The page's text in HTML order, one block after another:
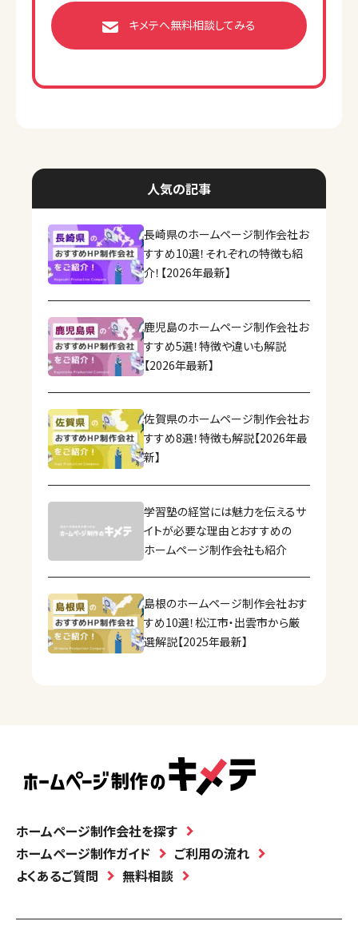
キメテへ無料相談してみる
人気の記事
長崎県のホームページ制作会社お
すすめ10選！それぞれの特徴も紹
介！【2026年最新】
鹿児島のホームページ制作会社お
すすめ5選！特徴や違いも解説
【2026年最新】
佐賀県のホームページ制作会社お
すすめ8選！特徴も解説【2026年最
新】
学習塾の経営には魅力を伝えるサ
イトが必要な理由とおすすめの
ホームページ制作会社も紹介
島根のホームページ制作会社おす
すめ10選！松江市・出雲市から厳
選解説【2025年最新】
ホームページ制作会社を探す
ホームページ制作ガイド
ご利用の流れ
よくあるご質問
無料相談